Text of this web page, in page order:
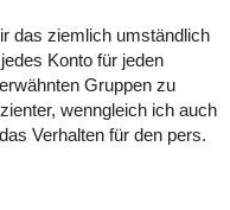
das ziemlich umständlich
Konto für jeden
Gruppen zu
wenngleich ich auch
Verhalten für den pers.